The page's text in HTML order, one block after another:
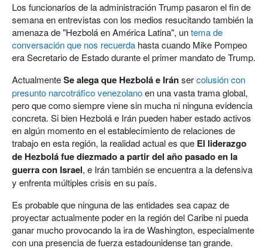
Los funcionarios de la administración Trump pasaron el fin de
semana en entrevistas con los medios resucitando también la
amenaza de "Hezbolá en América Latina", untema de
conversación que nos recuerda hasta cuando Mike Pompeo
era Secretario de Estado durante el primer mandato de Trump.
ActualmenteSe alega que Hezbolá e Iránsercolusión con
presunto narcotráfico venezolanoen una vasta trama global,
pero que como siempre viene sin mucha ni ninguna evidencia
concreta. Si bien Hezbolá e Irán pueden haber estado activos
en algún momento en el establecimiento de relaciones de
trabajo en esta región, la realidad actual es que El liderazgo
de Hezbolá fue diezmado a partir del año pasado en la
guerra con Israel, e Irán también se encuentra a la defensiva
y enfrenta múltiples crisis en su país.
Es probable que ninguna de las entidades sea capaz de
proyectar actualmente poder en la región del Caribe ni pueda
ganar mucho provocando la ira de Washington, especialmente
con una presencia de fuerza estadounidense tan grande.